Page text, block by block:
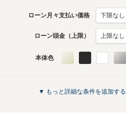
ローン月々支払い価格
ローン頭金（上限）
本体色
▼ もっと詳細な条件を追加する